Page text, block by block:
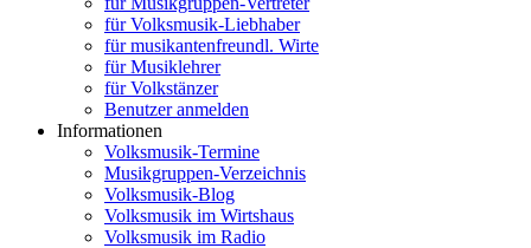
für Volksmusik-Liebhaber
für musikantenfreundl. Wirte
für Musiklehrer
für Volkstänzer
Benutzer anmelden
Informationen
Volksmusik-Termine
Musikgruppen-Verzeichnis
Volksmusik-Blog
Volksmusik im Wirtshaus
Volksmusik im Radio